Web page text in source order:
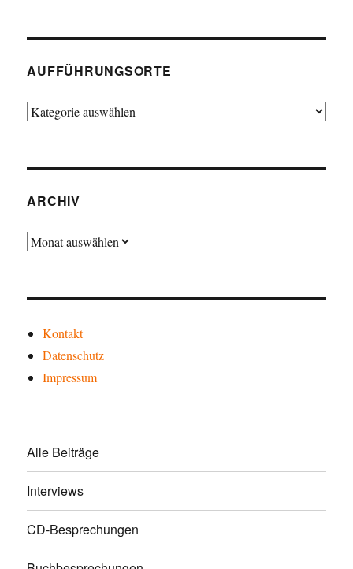
AUFFÜHRUNGSORTE
Aufführungsorte
ARCHIV
Archiv
Kontakt
Datenschutz
Impressum
Alle Beiträge
Interviews
CD-Besprechungen